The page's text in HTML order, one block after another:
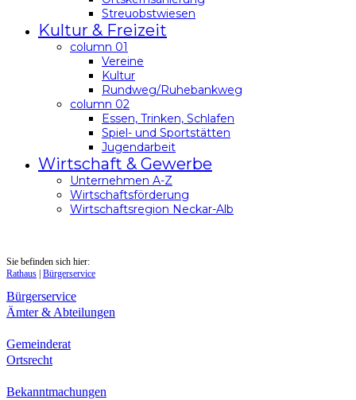
Streuobstwiesen
Kultur & Freizeit
column 01
Vereine
Kultur
Rundweg/Ruhebankweg
column 02
Essen, Trinken, Schlafen
Spiel- und Sportstätten
Jugendarbeit
Wirtschaft & Gewerbe
Unternehmen A-Z
Wirtschaftsförderung
Wirtschaftsregion Neckar-Alb
Sie befinden sich hier:
Rathaus Bürgerservice
Bürgerservice
Ämter & Abteilungen
Gemeinderat
Ortsrecht
Bekanntmachungen